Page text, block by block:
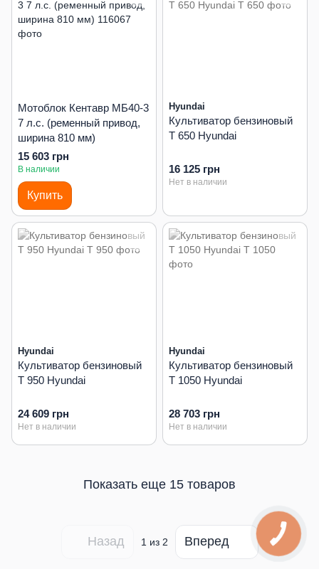
Мотоблок Кентавр МБ40-3
7 л.с. (ременный привод,
ширина 810 мм)
15 603 грн
В наличии
Купить
Hyundai
Культиватор бензиновый
T 650 Hyundai
16 125 грн
Нет в наличии
Hyundai
Культиватор бензиновый
T 950 Hyundai
24 609 грн
Нет в наличии
Hyundai
Культиватор бензиновый
T 1050 Hyundai
28 703 грн
Нет в наличии
Показать еще 15 товаров
Назад 1 из 2 Вперед